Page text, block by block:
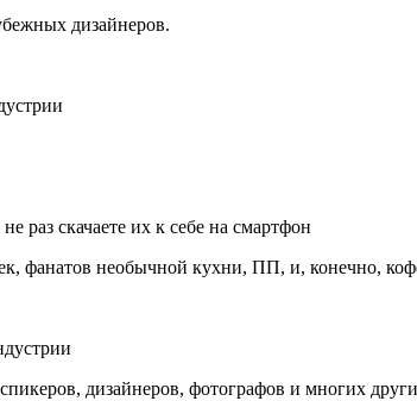
дизайнеров.
раз скачаете их к себе на смартфон
фанатов необычной кухни, ПП, и, конечно,
дизайнеров, фотографов и многиx